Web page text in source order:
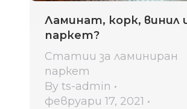
Ламинат, корк, винил
паркет?
Статии за ламиниран
паркет
Byts-admin
февруари 17, 2021